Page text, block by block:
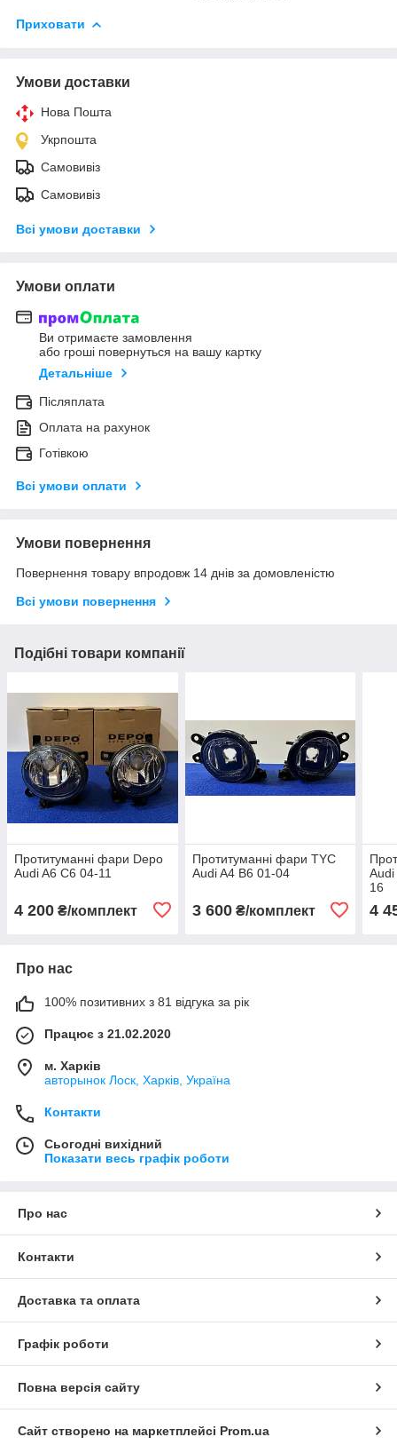
Приховати
Умови доставки
Нова Пошта
Укрпошта
Самовивіз
Самовивіз
Всі умови доставки
Умови оплати
Ви отримаєте замовлення
або гроші повернуться на вашу картку
Детальніше
Післяплата
Оплата на рахунок
Готівкою
Всі умови оплати
Умови повернення
Повернення товару впродовж 14 днів за домовленістю
Всі умови повернення
Подібні товари компанії
Протитуманні фари Depo
Audi A6 C6 04-11
4 200 ₴/комплект
Протитуманні фари TYC
Audi A4 B6 01-04
3 600₴/комплект
16
4
Про нас
100% позитивних з 81 відгука за рік
Працює з 21.02.2020
м. Харків
авторынок Лоск, Харків, Україна
Контакти
Сьогодні вихідний
Показати весь графік роботи
Про нас
Контакти
Доставка та оплата
Графік роботи
Повна версія сайту
Сайт створено на маркетплейсі Prom.ua